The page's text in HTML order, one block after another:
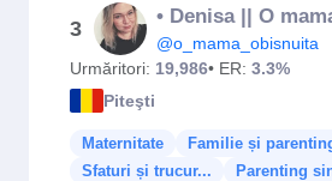
3
@o_mama_obisnuita
Urmăritori: 19,986• ER: 3.3%
Piteşti
Maternitate
Familie și
Sfaturi și trucur...
Parenting